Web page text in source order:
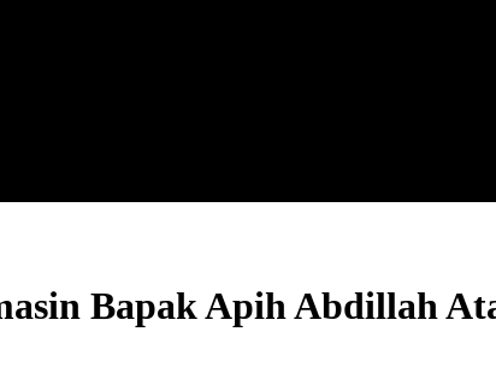
Bapak Apih Abdillah